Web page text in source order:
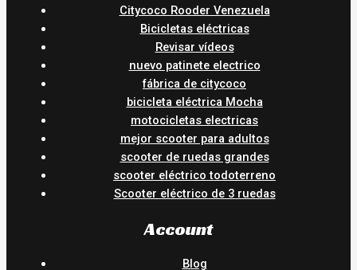
Citycoco Rooder Venezuela
Bicicletas eléctricas
Revisar vídeos
nuevo patinete electrico
fábrica de citycoco
bicicleta eléctrica Mocha
motocicletas electricas
mejor scooter para adultos
scooter de ruedas grandes
scooter eléctrico todoterreno
Scooter eléctrico de 3 ruedas
Account
Blog